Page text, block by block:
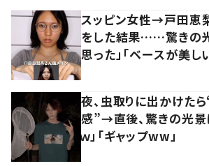
スッピン女性→戸田恵
をした結果……驚きの
思った」「ベースが美しい
夜、虫取りに出かけた
感”→直後、驚きの光景
ｗ」「ギャップww」